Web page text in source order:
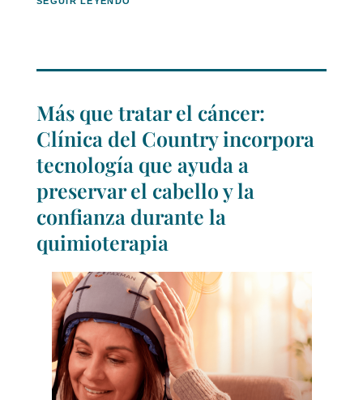
Más que tratar el cáncer:
Clínica del Country incorpora
tecnología que ayuda a
preservar el cabello y la
confianza durante la
quimioterapia